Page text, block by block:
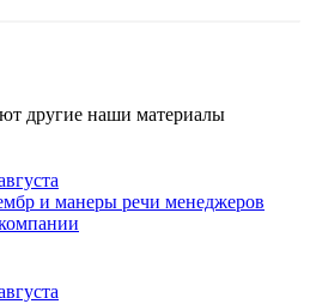
другие наши материалы
и манеры речи менеджеров